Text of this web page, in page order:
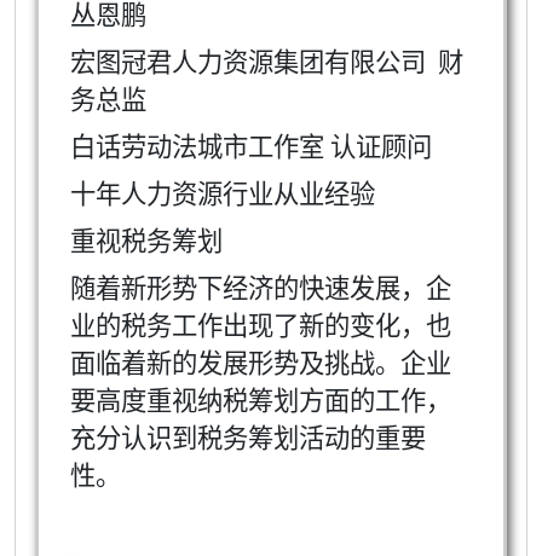
丛恩鹏
宏图冠君人力资源集团有限公司 财
务总监
白话劳动法城市工作室 认证顾问
十年人力资源行业从业经验
重视税务筹划
随着新形势下经济的快速发展，企
业的税务工作出现了新的变化，也
面临着新的发展形势及挑战。企业
要高度重视纳税筹划方面的工作，
充分认识到税务筹划活动的重要
性。